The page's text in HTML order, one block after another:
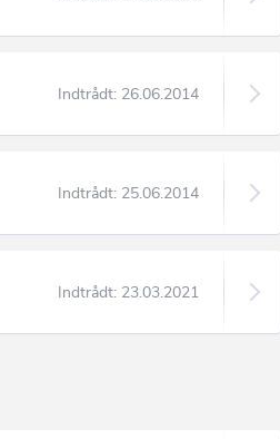
Indtrådt: 26.06.2014
Indtrådt: 25.06.2014
Indtrådt: 23.03.2021